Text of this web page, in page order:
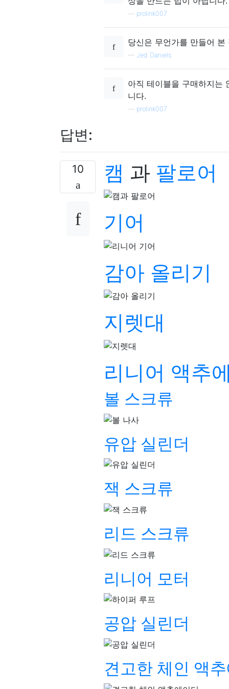
prolink007
당신은 무언가를 만들어
— Jed Daniels
아직 테이블을 구매하지는
니다.
prolink007
답변:
10 캠 과 팔로어
기어
감아 올리기
지렛대
리니어 액추
볼 스크류
유압 실린더
잭 스크류
리드 스크류
리니어 모터
공압 실린더
견고한 체인 액